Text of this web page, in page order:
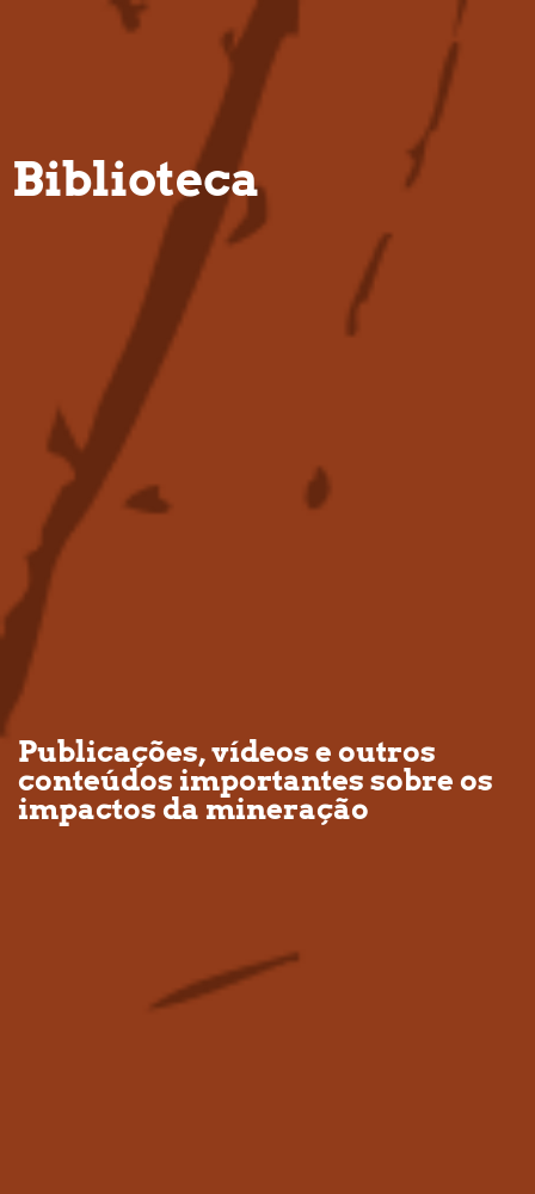
Biblioteca
Publicações, vídeos e outros
conteúdos importantes sobre os
impactos da mineração